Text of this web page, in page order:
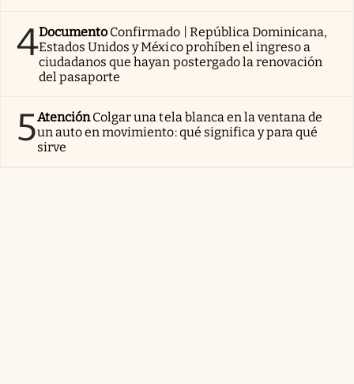
4Documento Confirmado | República Dominicana,
Estados Unidos y México prohíben el ingreso a
ciudadanos que hayan postergado la renovación
del pasaporte
5AtenciónColgar una tela blanca en la ventana de
un auto en movimiento: qué significa y para qué
sirve